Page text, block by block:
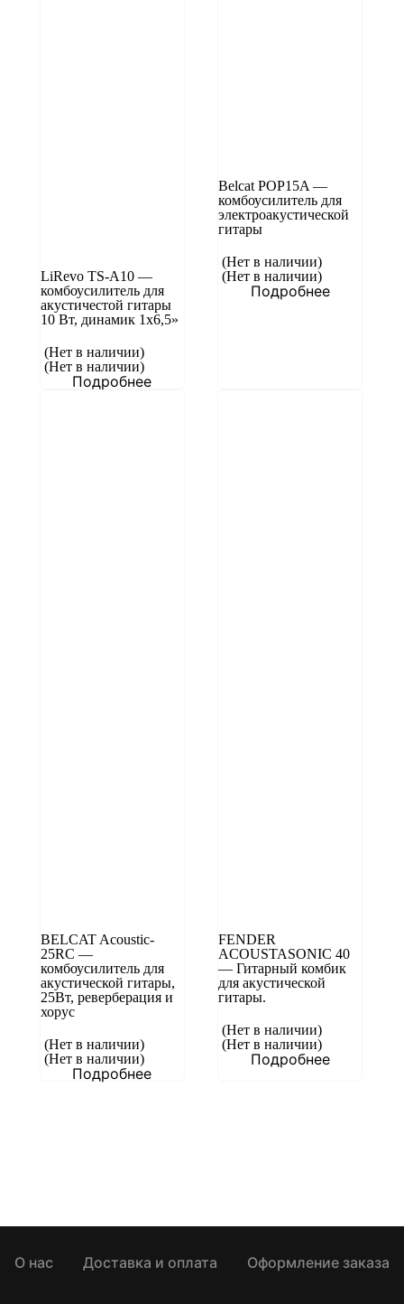
LiRevo TS-A10 —
комбоусилитель для
акустичестой гитары
10 Вт, динамик 1х6,5»
(Нет в наличии)
(Нет в наличии)
Подробнее
Belcat POP15A —
комбоусилитель для
электроакустической
гитары
(Нет в наличии)
(Нет в наличии)
Подробнее
BELCAT Acoustic-
25RC —
комбоусилитель для
акустической гитары,
25Вт, реверберация и
хорус
(Нет в наличии)
(Нет в наличии)
Подробнее
FENDER
ACOUSTASONIC 40
— Гитарный комбик
для акустической
гитары.
(Нет в наличии)
(Нет в наличии)
Подробнее
О нас Доставка и оплата Оформление заказа